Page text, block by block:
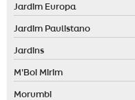
Jardim Europa
Jardim Paulistano
Jardins
M'Boi Mirim
Morumbi